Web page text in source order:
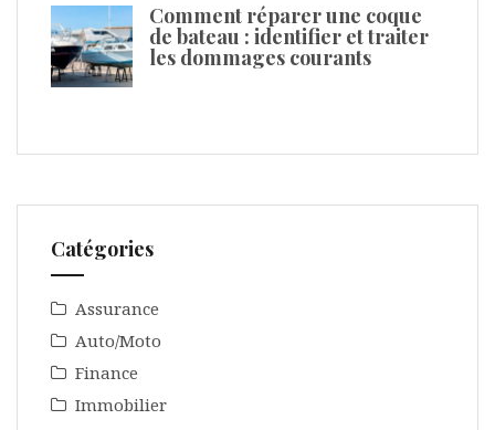
Comment réparer une coque
de bateau : identifier et traiter
les dommages courants
Catégories
Assurance
Auto/Moto
Finance
Immobilier